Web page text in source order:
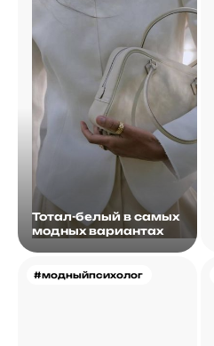
Тотал-белый в самых
модных вариантах
#модныйпсихолог